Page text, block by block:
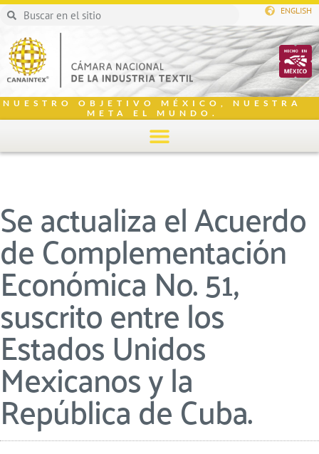
ENGLISH
NUESTRO OBJETIVO MÉXICO, NUESTRA
META EL MUNDO.
Se actualiza el Acuerdo
de Complementación
Económica No. 51,
suscrito entre los
Estados Unidos
Mexicanos y la
República de Cuba.